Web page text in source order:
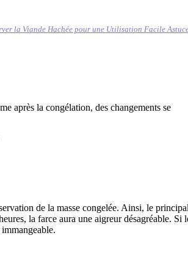
la Viande Hachée pour une Utilisation Facile
après la congélation, des changements se
de la masse congelée. Ainsi, le principal
la farce aura une aigreur désagréable. Si